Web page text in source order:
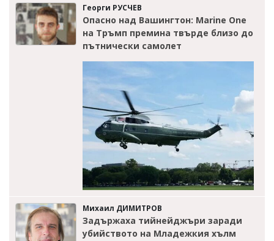
Георги РУСЧЕВ
Опасно над Вашингтон: Marine One
на Тръмп премина твърде близо до
пътнически самолет
Михаил ДИМИТРОВ
Задържаха тийнейджъри заради
убийството на Младежкия хълм